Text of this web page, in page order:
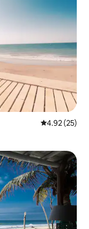
औसत रेटिंग 5 में
4.92 (25)